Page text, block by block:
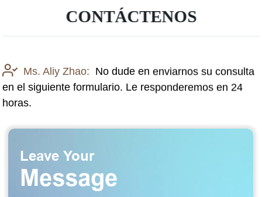
CONTÁCTENOS
Ms. Aliy Zhao: No dude en enviarnos su consulta
en el siguiente formulario. Le responderemos en 24
horas.